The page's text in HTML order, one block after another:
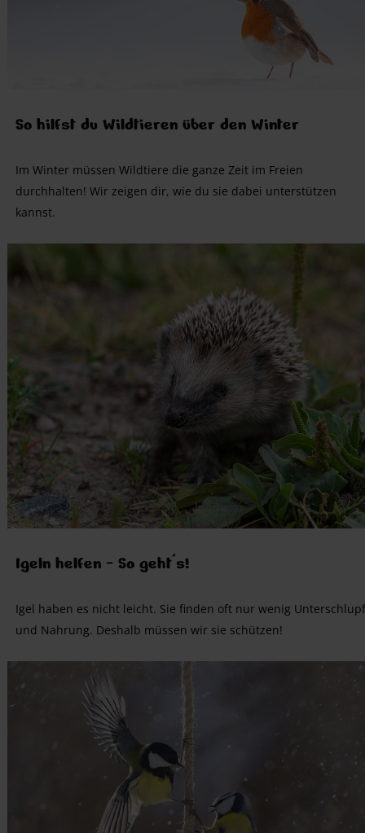
So hilfst du Wildtieren über den Winter
Im Winter müssen Wildtiere die ganze Zeit im Freien
durchhalten! Wir zeigen dir, wie du sie dabei unterstützen
kannst.
Igeln helfen - So geht's!
Igel haben es nicht leicht. Sie finden oft nur wenig Unterschlupf
und Nahrung. Deshalb müssen wir sie schützen!